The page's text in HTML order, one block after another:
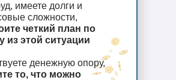
имеете долги и
сложности,
четкий план по
из этой ситуации
денежную опору,
то, что можно